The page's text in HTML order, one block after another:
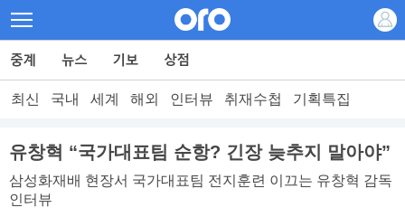
최신 국내 세계 해외 인터뷰 취재수첩 기획특집
유창혁 “국가대표팀 순항? 긴장 늦추지 말아야”
삼성화재배 현장서 국가대표팀 전지훈련 이끄는 유창혁 감독
인터뷰